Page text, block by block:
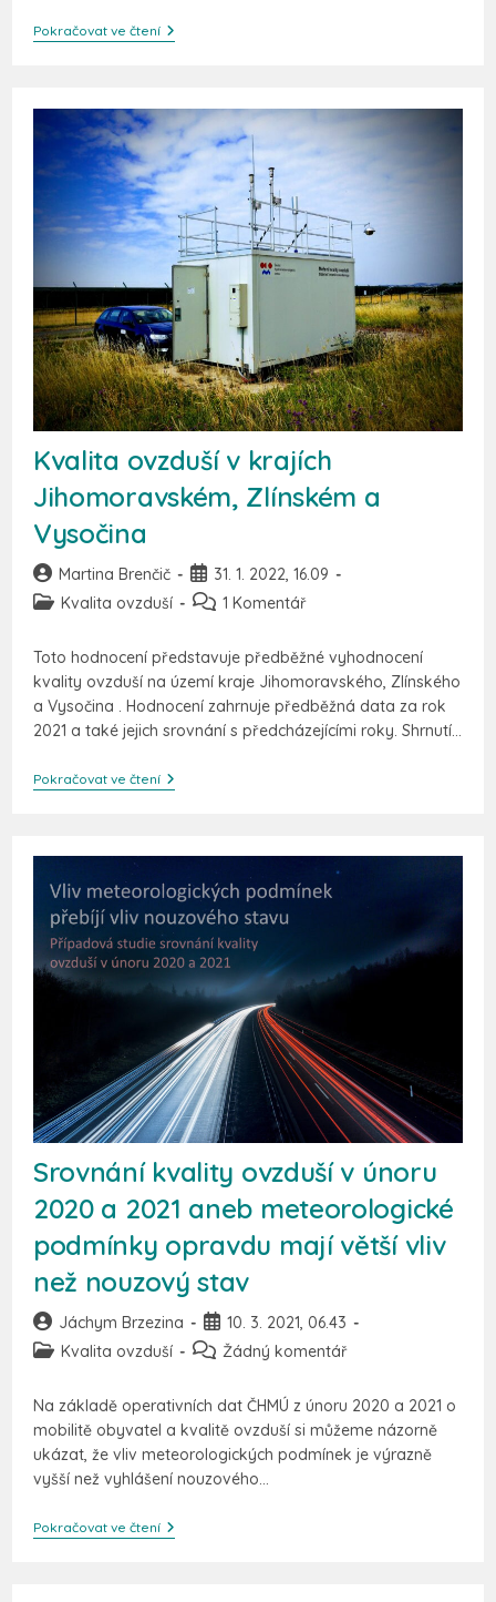
Pokračovat ve čtení
Kvalita ovzduší v krajích
Jihomoravském, Zlínském a
Vysočina
Martina Brenčič
31. 1. 2022, 16.09
Kvalita ovzduší
1 Komentář
Toto hodnocení představuje předběžné vyhodnocení
kvality ovzduší na území kraje Jihomoravského, Zlínského
a Vysočina . Hodnocení zahrnuje předběžná data za rok
2021 a také jejich srovnání s předcházejícími roky. Shrnutí…
Pokračovat ve čtení
Srovnání kvality ovzduší v únoru
2020 a 2021 aneb meteorologické
podmínky opravdu mají větší vliv
než nouzový stav
Jáchym Brzezina
10. 3. 2021, 06.43
Kvalita ovzduší
Žádný komentář
Na základě operativních dat ČHMÚ z únoru 2020 a 2021 o
mobilitě obyvatel a kvalitě ovzduší si můžeme názorně
ukázat, že vliv meteorologických podmínek je výrazně
vyšší než vyhlášení nouzového…
Pokračovat ve čtení